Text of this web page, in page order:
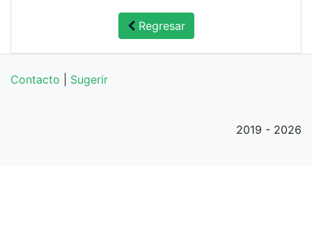
Regresar
Contacto Sugerir
2019 - 2026